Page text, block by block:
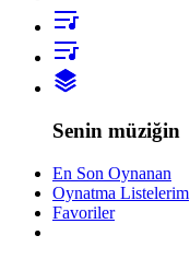
Senin müziğin
En Son Oynanan
Oynatma Listelerim
Favoriler